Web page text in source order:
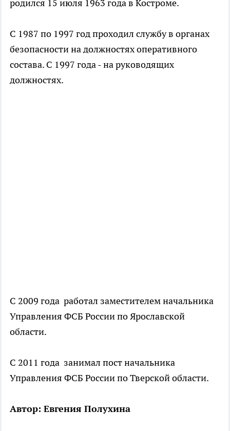
родился 15 июля 1963 года в Костроме.
С 1987 по 1997 год проходил службу в органах
безопасности на должностях оперативного
состава. С 1997 года - на руководящих
должностях.
С 2009 года работал заместителем начальника
Управления ФСБ России по Ярославской
области.
С 2011 года занимал пост начальника
Управления ФСБ России по Тверской области.
Автор: Евгения Полухина